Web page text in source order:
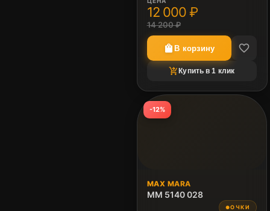
12 000 ₽
14 200 ₽
shopping_bagВ корзину favorite_border
shopping_cart_checkoutКупить в 1 клик
-12%
MAX MARA
MM 5140 028
●ОЧКИ